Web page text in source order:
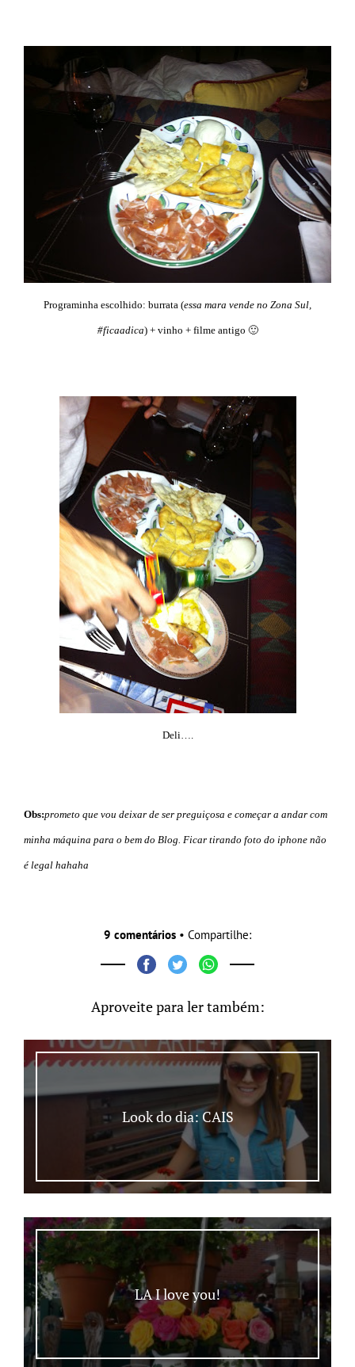
Programinha escolhido: burrata (essa mara vende no Zona Sul,
#ficaadica) + vinho + filme antigo 🙂
Deli….
Obs:prometo que vou deixar de ser preguiçosa e começar a andar com
minha máquina para o bem do Blog. Ficar tirando foto do iphone não
é legal hahaha
9 comentários • Compartilhe:
Aproveite para ler também:
Look do dia: CAIS
LA I love you!